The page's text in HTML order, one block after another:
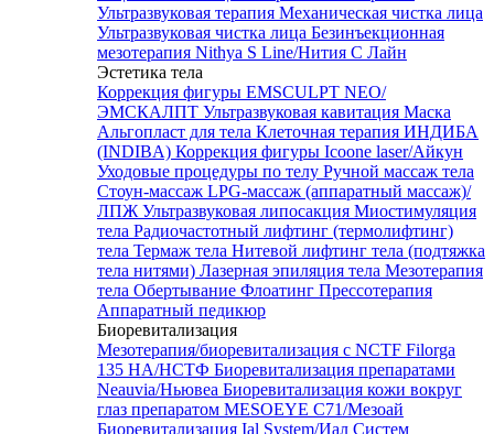
Ультразвуковая терапия Механическая чистка лица
Ультразвуковая чистка лица Безинъекционная
мезотерапия Nithya S Line/Нития С Лайн
Эстетика тела
Коррекция фигуры EMSCULPT NEO/
ЭМСКАЛПТ Ультразвуковая кавитация Маска
Альгопласт для тела Клеточная терапия ИНДИБА
(INDIBA) Коррекция фигуры Icoone laser/Айкун
Уходовые процедуры по телу Ручной массаж тела
Стоун-массаж LPG-массаж (аппаратный массаж)/
ЛПЖ Ультразвуковая липосакция Миостимуляция
тела Радиочастотный лифтинг (термолифтинг)
тела Термаж тела Нитевой лифтинг тела (подтяжка
тела нитями) Лазерная эпиляция тела Мезотерапия
тела Обертывание Флоатинг Прессотерапия
Аппаратный педикюр
Биоревитализация
Мезотерапия/биоревитализация с NCTF Filorga
135 HA/НСТФ Биоревитализация препаратами
Neauvia/Ньювеа Биоревитализация кожи вокруг
глаз препаратом MESOEYE C71/Мезоай
Биоревитализация Ial System/Иал Систем